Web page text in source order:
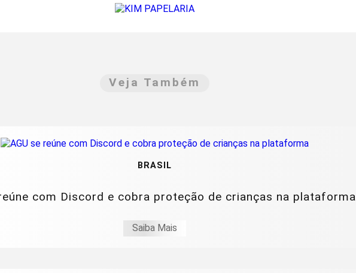
Veja Também
BRASIL
com Discord e cobra proteção de crianças na plataforma
Saiba Mais